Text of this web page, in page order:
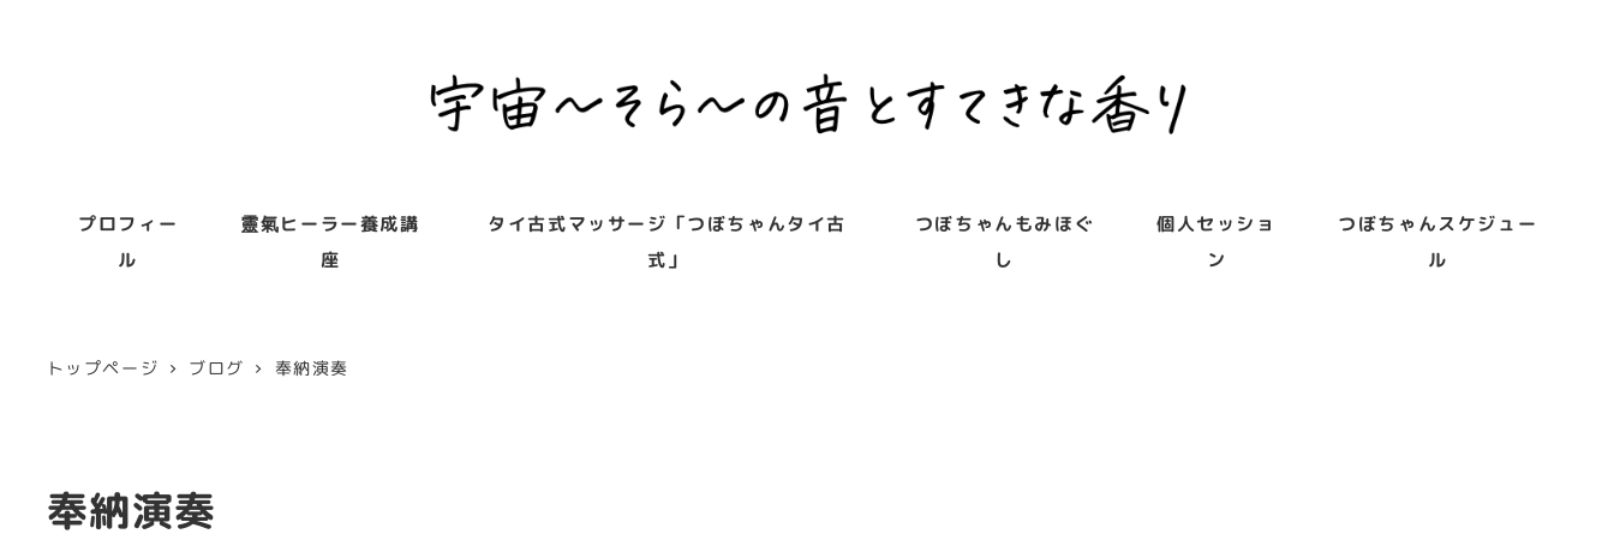
プロフィー
ル
靈氣ヒーラー養成講
座
タイ古式マッサージ「つぼちゃんタイ古
式」
つぼちゃんもみほぐ
し
個人セッショ
ン
つぼちゃんスケジュー
ル
トップページ ブログ 奉納演奏
奉納演奏